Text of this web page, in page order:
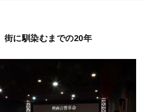
街に馴染むまでの20年